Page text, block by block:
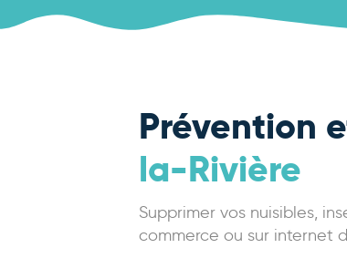
Prévention
la-Rivière
Supprimer vos nuisibles,
commerce ou sur internet